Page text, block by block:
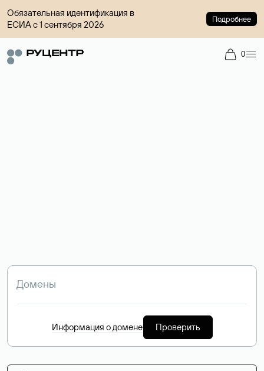
Обязательная идентификация в
ЕСИА с 1 сентября 2026
Подробнее
0
Информация о домене Проверить